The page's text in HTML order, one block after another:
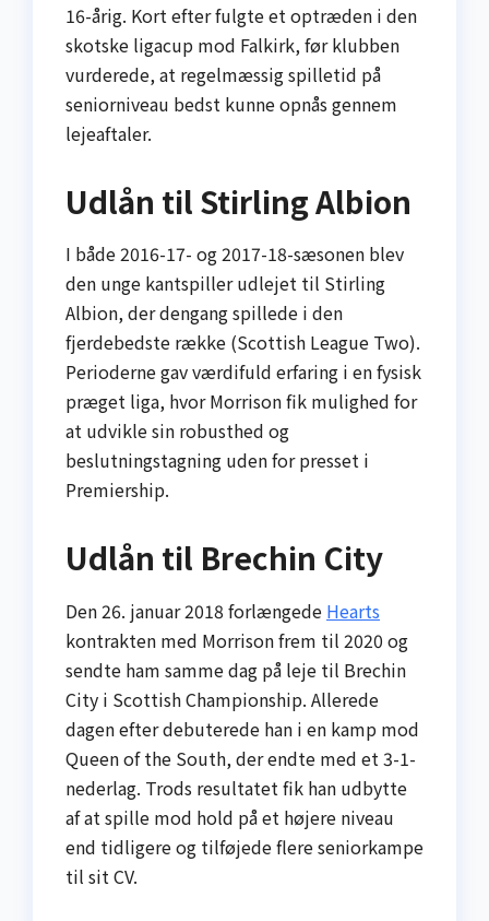
16-årig. Kort efter fulgte et optræden i den
skotske ligacup mod Falkirk, før klubben
vurderede, at regelmæssig spilletid på
seniorniveau bedst kunne opnås gennem
lejeaftaler.
Udlån til Stirling Albion
I både 2016-17- og 2017-18-sæsonen blev
den unge kantspiller udlejet til Stirling
Albion, der dengang spillede i den
fjerdebedste række (Scottish League Two).
Perioderne gav værdifuld erfaring i en fysisk
præget liga, hvor Morrison fik mulighed for
at udvikle sin robusthed og
beslutningstagning uden for presset i
Premiership.
Udlån til Brechin City
Den 26. januar 2018 forlængede Hearts
kontrakten med Morrison frem til 2020 og
sendte ham samme dag på leje til Brechin
City i Scottish Championship. Allerede
dagen efter debuterede han i en kamp mod
Queen of the South, der endte med et 3-1-
nederlag. Trods resultatet fik han udbytte
af at spille mod hold på et højere niveau
end tidligere og tilføjede flere seniorkampe
til sit CV.